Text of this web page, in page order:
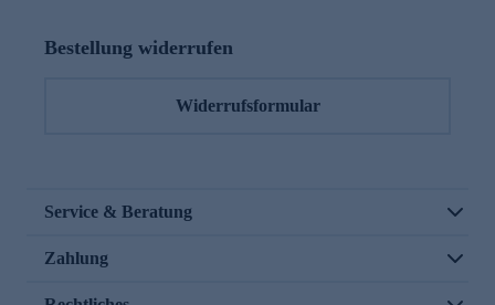
Bestellung widerrufen
Widerrufsformular
Service & Beratung
Zahlung